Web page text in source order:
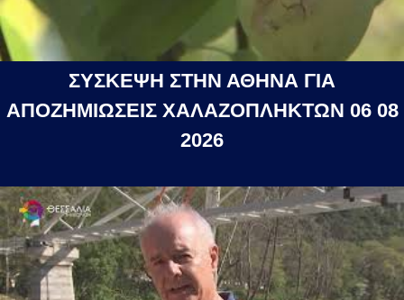
ΣΥΣΚΕΨΗ ΣΤΗΝ ΑΘΗΝΑ ΓΙΑ
ΑΠΟΖΗΜΙΩΣΕΙΣ ΧΑΛΑΖΟΠΛΗΚΤΩΝ 06 08
2026